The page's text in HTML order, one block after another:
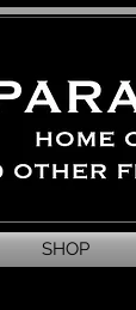
SHOP